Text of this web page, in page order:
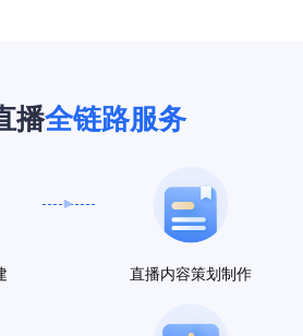
播全链路服务
直播内容策划制作